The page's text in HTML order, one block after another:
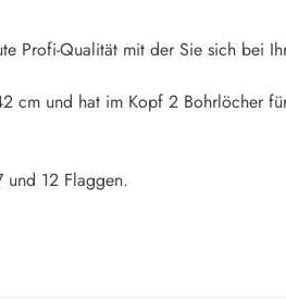
Profi-Qualität mit der Sie sich bei
cm und hat im Kopf 2 Bohrlöcher
12 Flaggen.